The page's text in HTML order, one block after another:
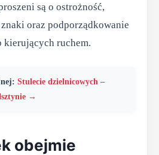
są o ostrożność,
oraz podporządkowanie
kierujących ruchem.
Stulecie dzielnicowych –
→
obejmie